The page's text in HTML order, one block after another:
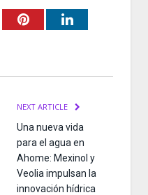
PinterestLinkedIn
NEXT ARTICLE
Una nueva vida
para el agua en
Ahome: Mexinol y
Veolia impulsan la
innovación hídrica